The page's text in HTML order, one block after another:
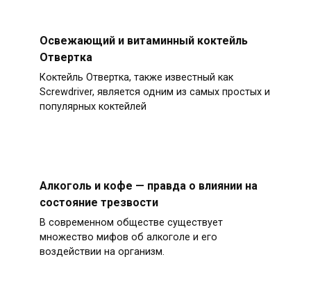
Освежающий и витаминный коктейль
Отвертка
Коктейль Отвертка, также известный как
Screwdriver, является одним из самых простых и
популярных коктейлей
Алкоголь и кофе — правда о влиянии на
состояние трезвости
В современном обществе существует
множество мифов об алкоголе и его
воздействии на организм.